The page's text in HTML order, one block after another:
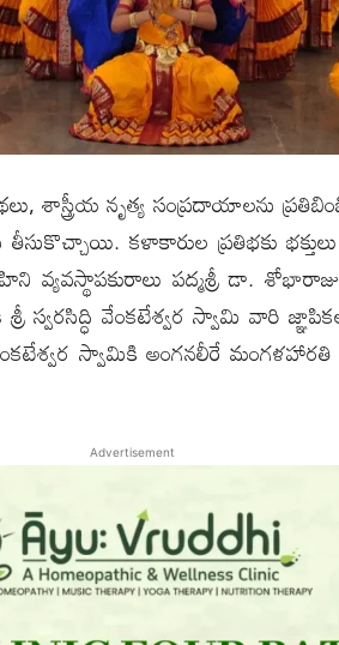
శాస్త్రీయ నృత్య సంప్రదాయాలను
తీసుకొచ్చాయి. కళాకారుల ప్రతిభకు
పద్మశ్రీ డా.
స్వరసిద్ధి వేంకటేశ్వర స్వామి వారి
స్వామికి అంగనలీరే మంగళహారతి
Advertisement